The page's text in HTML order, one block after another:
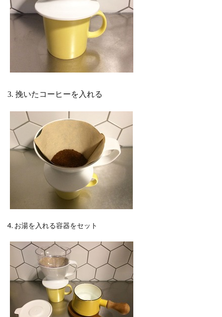
3. 挽いたコーヒーを入れる
4. お湯を入れる容器をセット